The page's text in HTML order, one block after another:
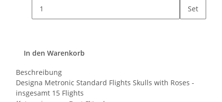
Set
In den Warenkorb
Beschreibung
Designa Metronic Standard Flights Skulls with Roses -
insgesamt 15 Flights